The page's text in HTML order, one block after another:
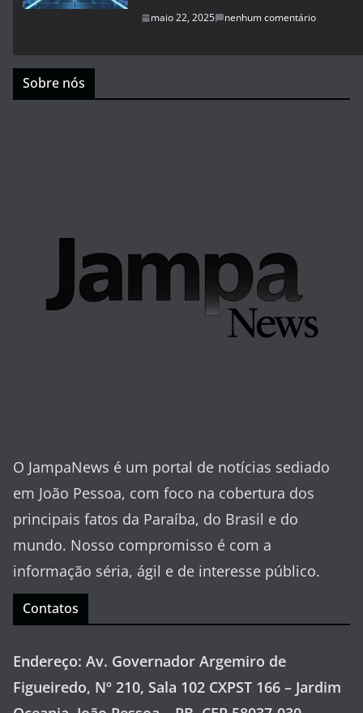
maio 22, 2025 nenhum comentário
Sobre nós
O JampaNews é um portal de notícias sediado
em João Pessoa, com foco na cobertura dos
principais fatos da Paraíba, do Brasil e do
mundo. Nosso compromisso é com a
informação séria, ágil e de interesse público.
Contatos
Endereço: Av. Governador Argemiro de
Figueiredo, Nº 210, Sala 102 CXPST 166 – Jardim